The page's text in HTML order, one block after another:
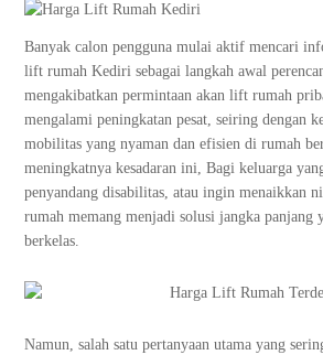
Banyak calon pengguna mulai aktif mencari
lift rumah Kediri sebagai langkah awal
mengakibatkan permintaan akan lift rumah
mengalami peningkatan pesat, seiring dengan
mobilitas yang nyaman dan efisien di rumah
meningkatnya kesadaran ini, Bagi keluarga
penyandang disabilitas, atau ingin menaikkan
rumah memang menjadi solusi jangka panjang
berkelas.
Namun, salah satu pertanyaan utama yang